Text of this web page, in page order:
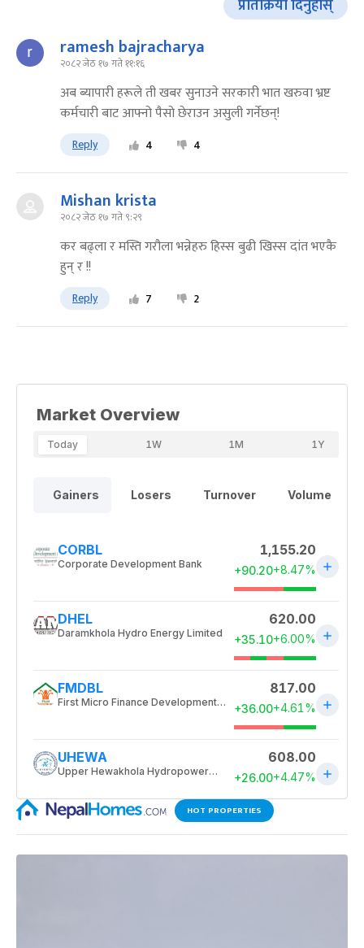
प्रतिक्रिया दिनुहोस्
ramesh bajracharya
२०८२ जेठ १७ गते ११:१६
अब ब्यापारी हरूले ती खबर सुनाउने सरकारी भात खरुवा भ्रष्ट
कर्मचारी बाट आफ्नो पैसो छेराउन असुली गर्नेछन्!
Reply 4 4
Mishan krista
२०८२ जेठ १७ गते ९:२९
कर बढ्ला र मस्ति गरौला भन्नेहरु हिस्स बुढी खिस्स दांत भएकै
हुन् र !!
Reply 7 2
HOT PROPERTIES